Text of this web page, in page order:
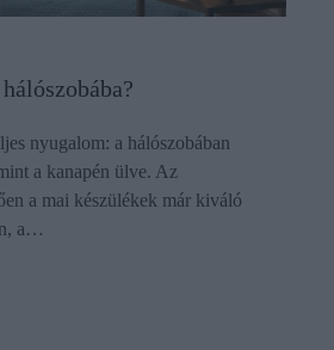
nyugalom: a hálószobában
a kanapén ülve. Az
a mai készülékek már kiváló
a…